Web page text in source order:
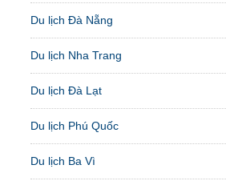
Du lịch Đà Nẵng
Du lịch Nha Trang
Du lịch Đà Lạt
Du lịch Phú Quốc
Du lịch Ba Vì